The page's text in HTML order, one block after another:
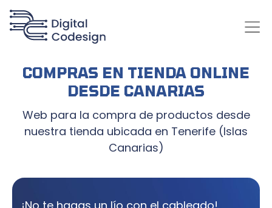
COMPRAS EN TIENDA ONLINE
DESDE CANARIAS
Web para la compra de productos desde
nuestra tienda ubicada en Tenerife (Islas
Canarias)